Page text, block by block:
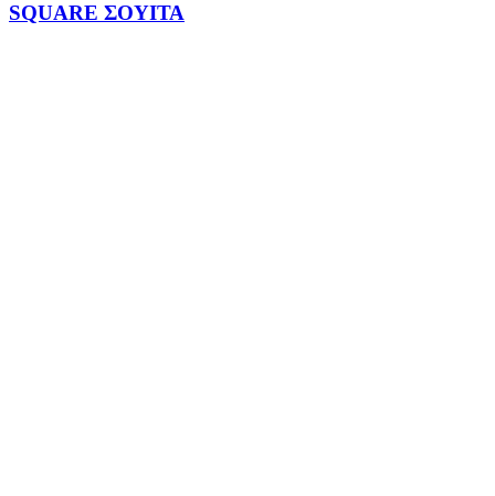
SQUARE ΣΟΥΙΤΑ